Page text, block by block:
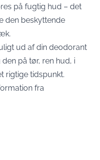
på fugtig hud – det
den beskyttende
ud af din deodorant
på tør, ren hud, i
rigtige tidspunkt.
fra